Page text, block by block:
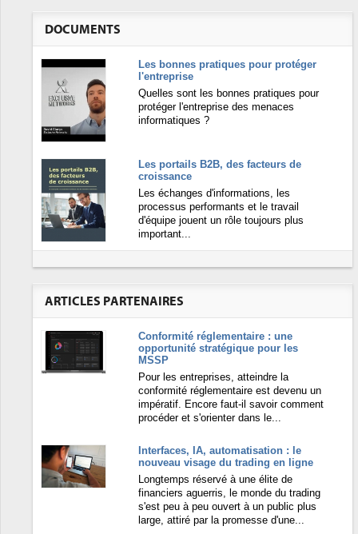
DOCUMENTS
Les bonnes pratiques pour protéger
l'entreprise
Quelles sont les bonnes pratiques pour
protéger l'entreprise des menaces
informatiques ?
Les portails B2B, des facteurs de
croissance
Les échanges d'informations, les
processus performants et le travail
d'équipe jouent un rôle toujours plus
important...
ARTICLES PARTENAIRES
Conformité réglementaire : une
opportunité stratégique pour les
MSSP
Pour les entreprises, atteindre la
conformité réglementaire est devenu un
impératif. Encore faut-il savoir comment
procéder et s'orienter dans le...
Interfaces, IA, automatisation : le
nouveau visage du trading en ligne
Longtemps réservé à une élite de
financiers aguerris, le monde du trading
s'est peu à peu ouvert à un public plus
large, attiré par la promesse d'une...